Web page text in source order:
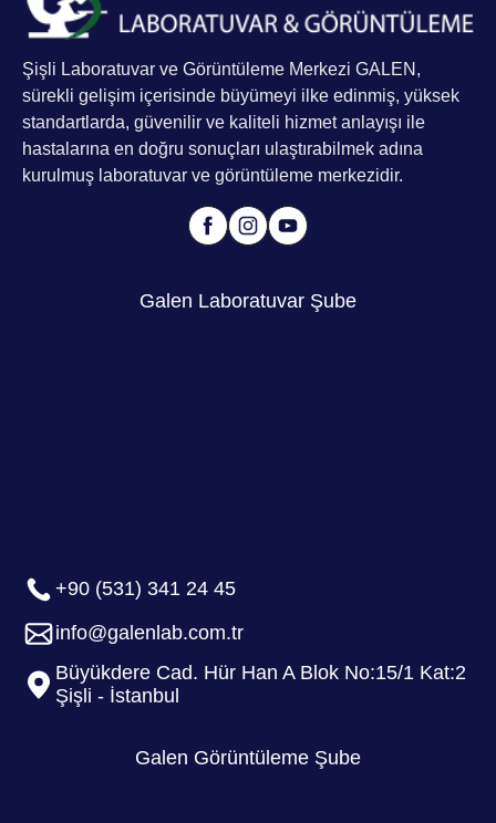
Şişli Laboratuvar ve Görüntüleme Merkezi GALEN,
sürekli gelişim içerisinde büyümeyi ilke edinmiş, yüksek
standartlarda, güvenilir ve kaliteli hizmet anlayışı ile
hastalarına en doğru sonuçları ulaştırabilmek adına
kurulmuş laboratuvar ve görüntüleme merkezidir.
Galen Laboratuvar Şube
+90 (531) 341 24 45
info@galenlab.com.tr
Büyükdere Cad. Hür Han A Blok No:15/1 Kat:2
Şişli - İstanbul
Galen Görüntüleme Şube